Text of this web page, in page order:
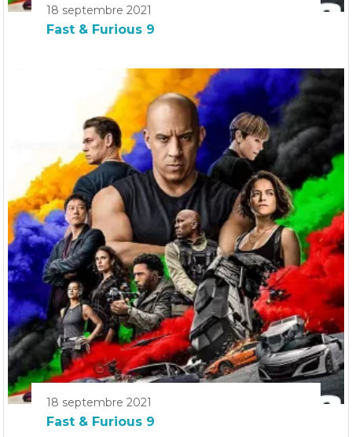
18 septembre 2021
Fast & Furious 9
18 septembre 2021
Fast & Furious 9